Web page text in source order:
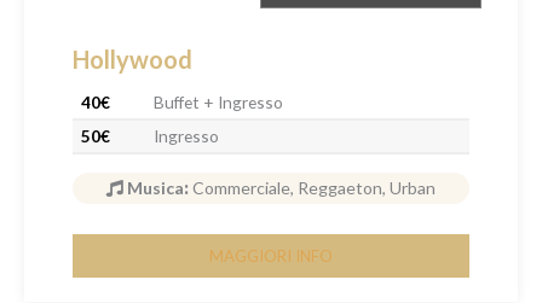
Hollywood
40€
Buffet + Ingresso
50€
Ingresso
Musica: Commerciale, Reggaeton, Urban
MAGGIORI INFO